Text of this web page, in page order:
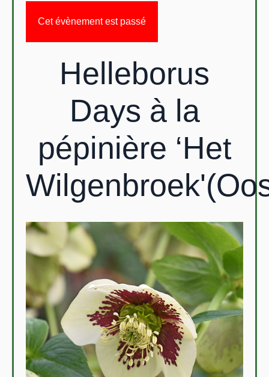
Cet évènement est passé
Helleborus
Days à la
pépinière ‘Het